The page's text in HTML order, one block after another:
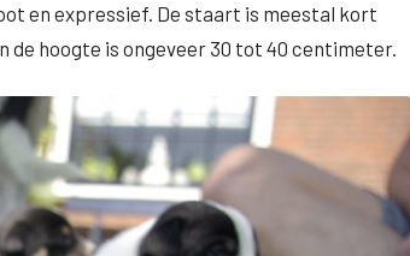
en expressief. De staart is meestal kort
hoogte is ongeveer 30 tot 40 centimeter.